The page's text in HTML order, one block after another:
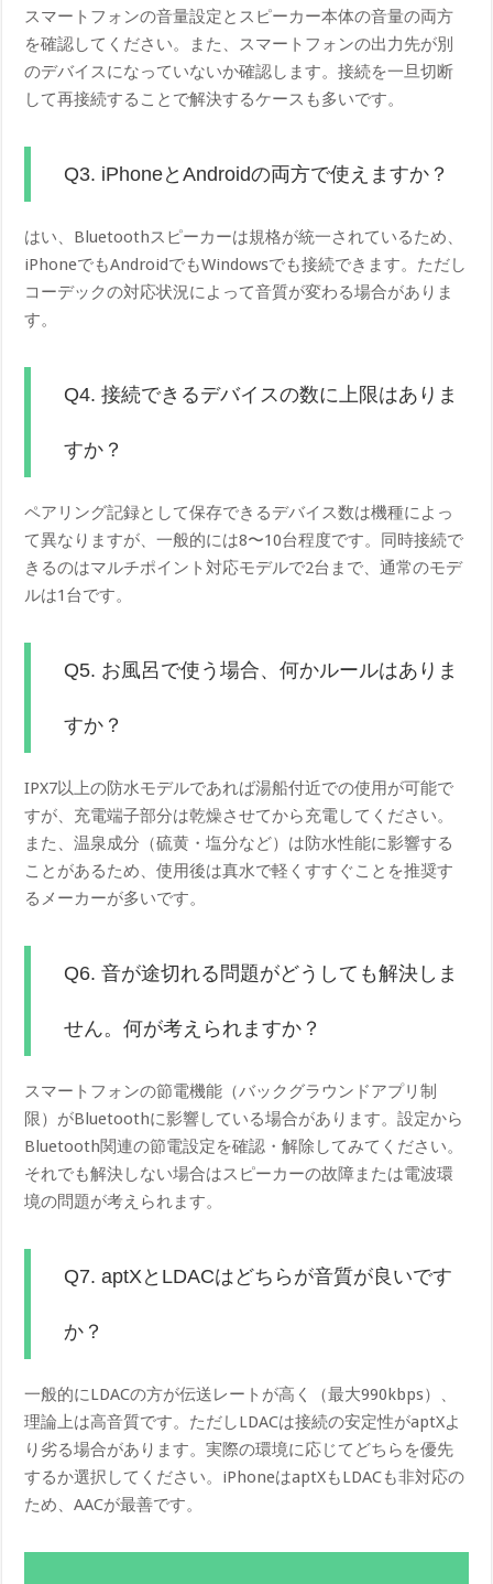
スマートフォンの音量設定とスピーカー本体の音量の両方
を確認してください。また、スマートフォンの出力先が別
のデバイスになっていないか確認します。接続を一旦切断
して再接続することで解決するケースも多いです。
Q3. iPhoneとAndroidの両方で使えますか？
はい、Bluetoothスピーカーは規格が統一されているため、
iPhoneでもAndroidでもWindowsでも接続できます。ただし
コーデックの対応状況によって音質が変わる場合がありま
す。
Q4. 接続できるデバイスの数に上限はありま
すか？
ペアリング記録として保存できるデバイス数は機種によっ
て異なりますが、一般的には8〜10台程度です。同時接続で
きるのはマルチポイント対応モデルで2台まで、通常のモデ
ルは1台です。
Q5. お風呂で使う場合、何かルールはありま
すか？
IPX7以上の防水モデルであれば湯船付近での使用が可能で
すが、充電端子部分は乾燥させてから充電してください。
また、温泉成分（硫黄・塩分など）は防水性能に影響する
ことがあるため、使用後は真水で軽くすすぐことを推奨す
るメーカーが多いです。
Q6. 音が途切れる問題がどうしても解決しま
せん。何が考えられますか？
スマートフォンの節電機能（バックグラウンドアプリ制
限）がBluetoothに影響している場合があります。設定から
Bluetooth関連の節電設定を確認・解除してみてください。
それでも解決しない場合はスピーカーの故障または電波環
境の問題が考えられます。
Q7. aptXとLDACはどちらが音質が良いです
か？
一般的にLDACの方が伝送レートが高く（最大990kbps）、
理論上は高音質です。ただしLDACは接続の安定性がaptXよ
り劣る場合があります。実際の環境に応じてどちらを優先
するか選択してください。iPhoneはaptXもLDACも非対応の
ため、AACが最善です。